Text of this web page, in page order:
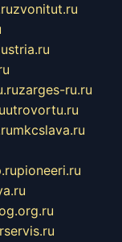
zvonitut.ru
zarges-ru.ru
utrovortu.ru
mkcslava.ru
pioneeri.ru